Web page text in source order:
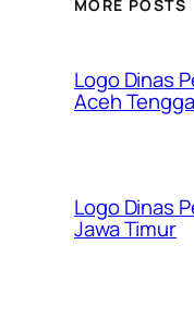
MORE POSTS
Logo Dinas
Aceh
Logo Dinas
Jawa Timur